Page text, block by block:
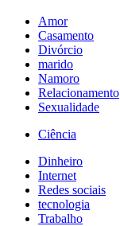
Amor
Casamento
Divórcio
marido
Namoro
Relacionamento
Sexualidade
Ciência
Dinheiro
Internet
Redes sociais
tecnologia
Trabalho